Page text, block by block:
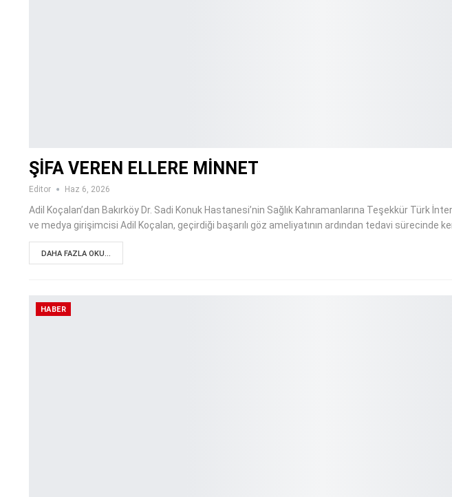
ŞİFA VEREN ELLERE MİNNET
Editor Haz 6, 2026
Adil Koçalan’dan Bakırköy Dr. Sadi Konuk Hastanesi’nin Sağlık Kahramanlarına Teşekkür Türk
ve medya girişimcisi Adil Koçalan, geçirdiği başarılı göz ameliyatının ardından tedavi sürecinde
DAHA FAZLA OKU...
HABER